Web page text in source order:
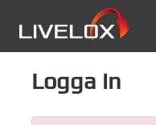
Logga in